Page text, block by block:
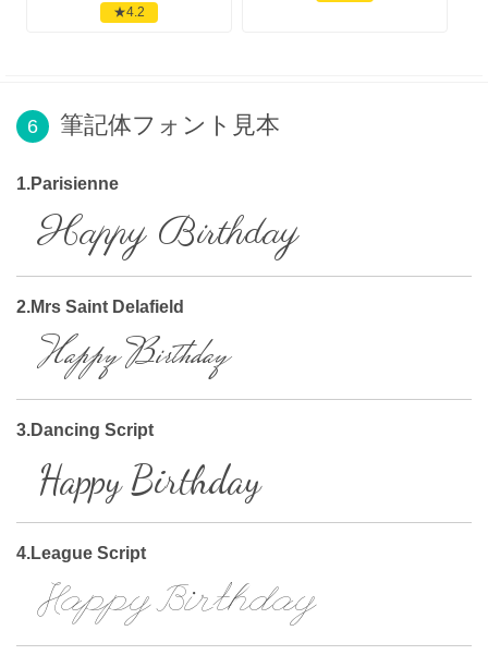
★4.2
6 筆記体フォント見本
1.Parisienne
Happy Birthday
2.Mrs Saint Delafield
Happy Birthday
3.Dancing Script
Happy Birthday
4.League Script
Happy Birthday